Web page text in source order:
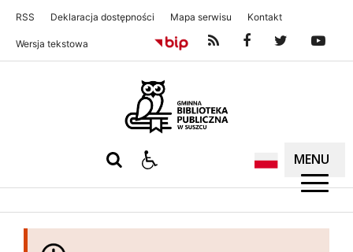
RSS Deklaracja dostępności Mapa serwisu Kontakt
Wersja tekstowa
MENU